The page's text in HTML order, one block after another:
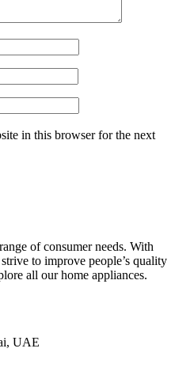
in this browser for the next
of consumer needs. With
to improve people’s quality
all our home appliances.
UAE